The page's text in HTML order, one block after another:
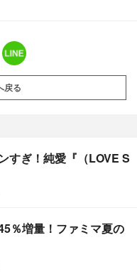
戻る
すぎ！純愛『（LOVE S
％増量！ファミマ夏の